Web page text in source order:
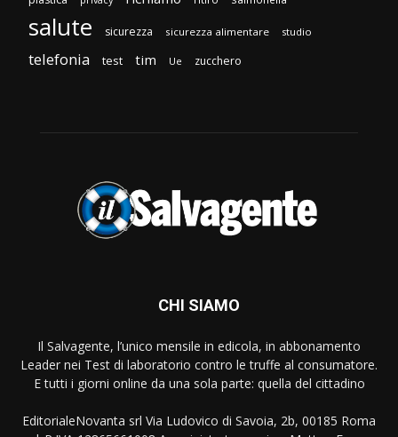
salute sicurezza sicurezza alimentare studio
telefonia test tim Ue zucchero
CHI SIAMO
Il Salvagente, l’unico mensile in edicola, in abbonamento
Leader nei Test di laboratorio contro le truffe al consumatore.
E tutti i giorni online da una sola parte: quella del cittadino
EditorialeNovanta srl Via Ludovico di Savoia, 2b, 00185 Roma